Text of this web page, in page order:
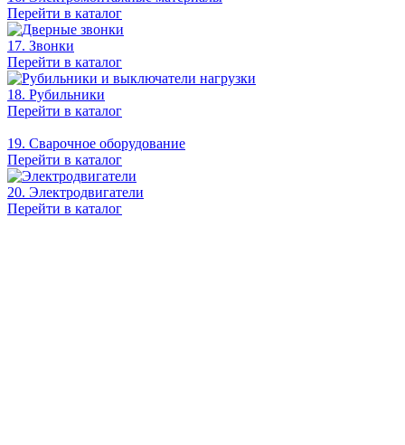
Перейти в каталог
17. Звонки
Перейти в каталог
18. Рубильники
Перейти в каталог
19. Сварочное оборудование
Перейти в каталог
20. Электродвигатели
Перейти в каталог